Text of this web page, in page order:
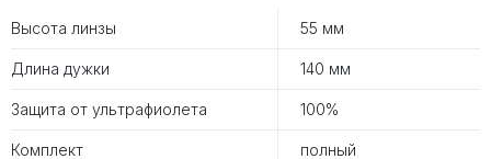
Высота линзы 55 мм
Длина дужки 140 мм
Защита от ультрафиолета 100%
Комплект полный